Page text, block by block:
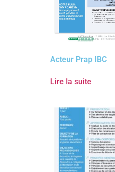
Acteur Prap IBC
Lire la suite